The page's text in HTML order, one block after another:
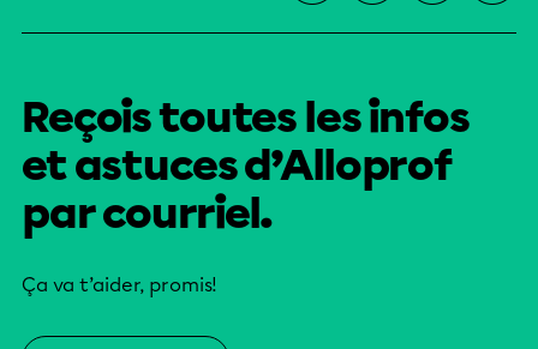
Reçois toutes les infos
et astuces d’Alloprof
par courriel.
Ça va t’aider, promis!